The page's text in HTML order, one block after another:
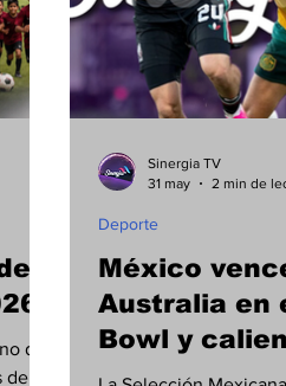
de
del
México
Australia en
Bowl y
rumbo al
Deporte
Sinergia TV
31 may
2 min de